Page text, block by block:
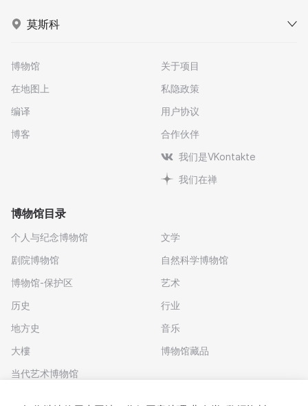
莫斯科
博物馆
在地图上
编译
博客
关于项目
私隐政策
用户协议
合作伙伴
我们是VKontakte
我们在禅
博物馆目录
个人与纪念博物馆
剧院博物馆
博物馆-保护区
历史
地方史
大樓
当代艺术博物馆
文学
自然科学博物馆
艺术
行业
音乐
博物馆藏品